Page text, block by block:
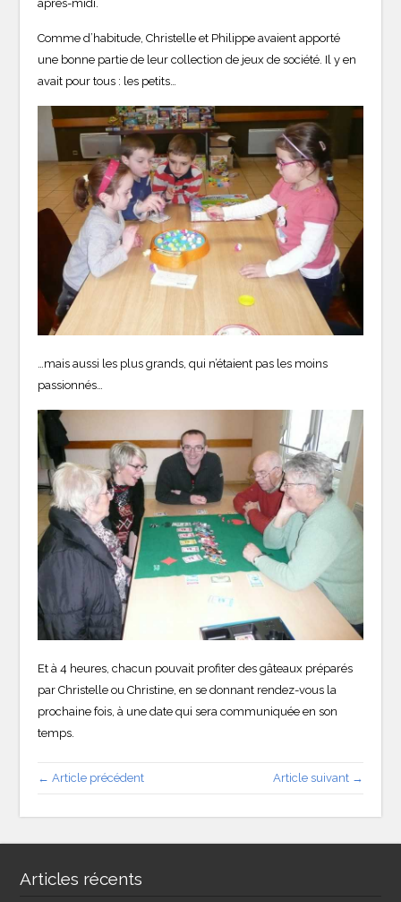
après-midi.
Comme d’habitude, Christelle et Philippe avaient apporté
une bonne partie de leur collection de jeux de société. Il y en
avait pour tous : les petits…
…mais aussi les plus grands, qui n’étaient pas les moins
passionnés…
Et à 4 heures, chacun pouvait profiter des gâteaux préparés
par Christelle ou Christine, en se donnant rendez-vous la
prochaine fois, à une date qui sera communiquée en son
temps.
← Article précédent Article suivant →
Articles récents